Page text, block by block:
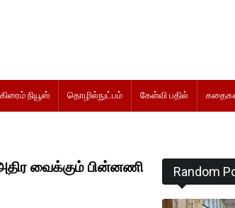
கிரைம் நியூஸ் தொழில்நுட்பம் கேள்வி பதில்
இன்று
வைக்கும் பின்னணி Random